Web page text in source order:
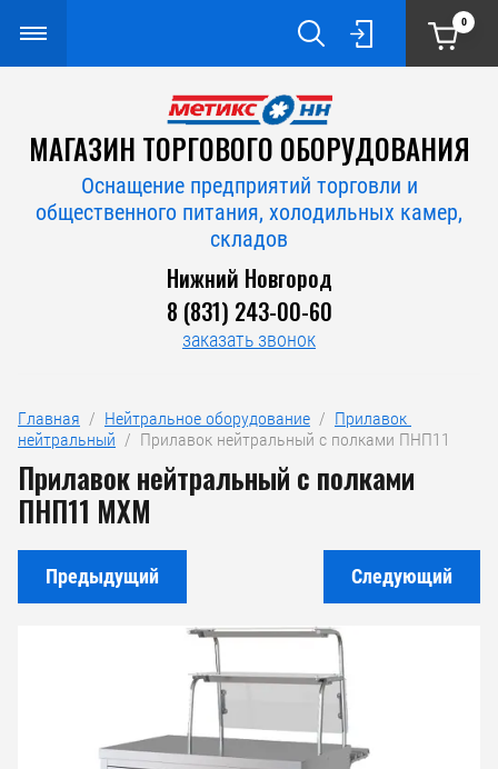
0
МАГАЗИН ТОРГОВОГО ОБОРУДОВАНИЯ
Оснащение предприятий торговли и
общественного питания, холодильных камер,
складов
Нижний Новгород
8 (831) 243-00-60
заказать звонок
Главная
  /
Нейтральное оборудование
  /
Прилавок
нейтральный
  /  Прилавок нейтральный с полками ПНП11
Прилавок нейтральный с полками
ПНП11 МХМ
Предыдущий Следующий